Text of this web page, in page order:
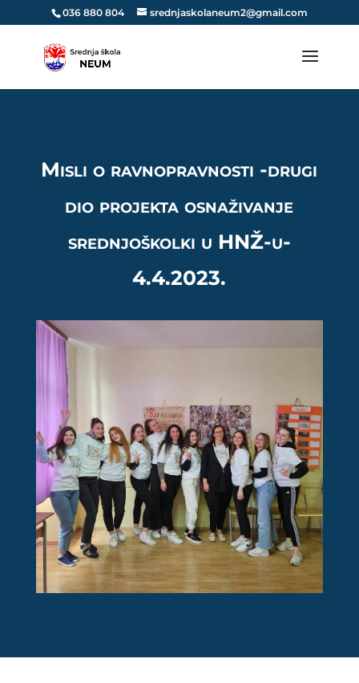
036 880 804 srednjaskolaneum2@gmail.com
Misli o ravnopravnosti -drugi
dio projekta osnaživanje
srednjoškolki u HNŽ-u-
4.4.2023.